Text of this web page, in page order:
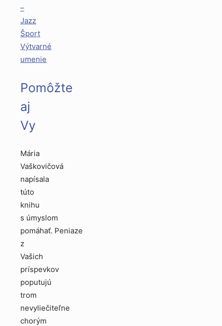
–
Jazz
Šport
Výtvarné
umenie
Pomôžte
aj
Vy
Mária
Vaškovičová
napísala
túto
knihu
s úmyslom
pomáhať. Peniaze
z
Vašich
príspevkov
poputujú
trom
nevyliečiteľne
chorým